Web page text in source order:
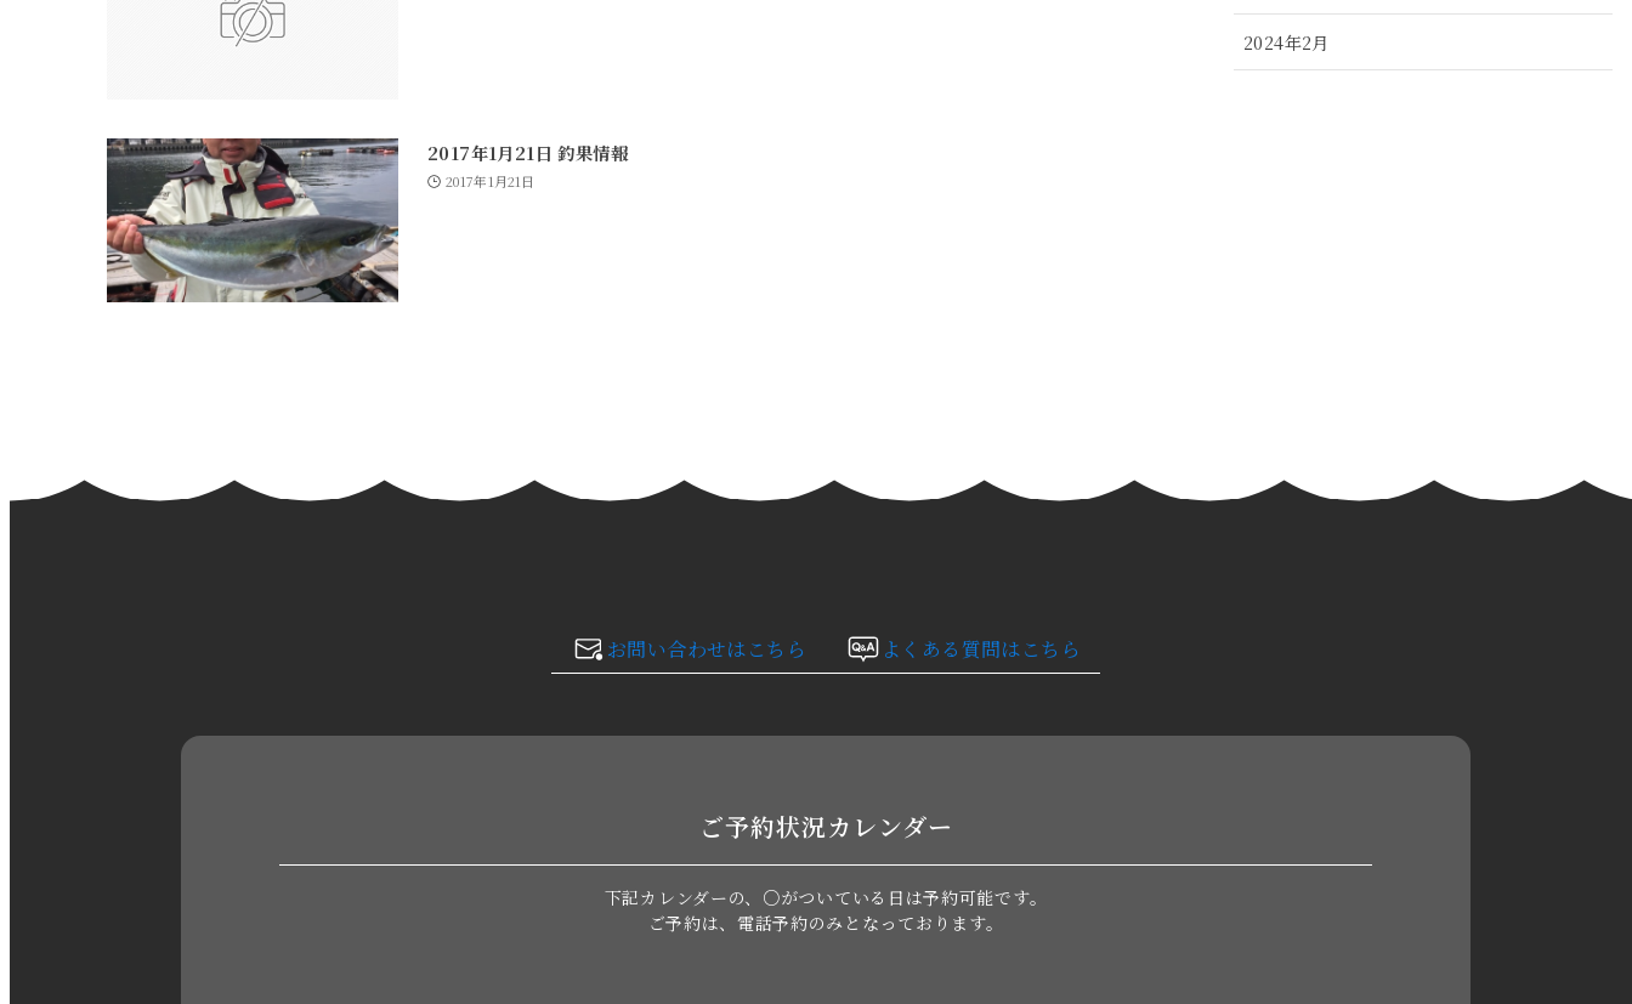
2017年1月21日 釣果情報
2017年1月21日
2024年2月
2023年6月
お問い合わせはこちら よくある質問はこちら
ご予約状況カレンダー
下記カレンダーの、○がついている日は予約可能です。
ご予約は、電話予約のみとなっております。